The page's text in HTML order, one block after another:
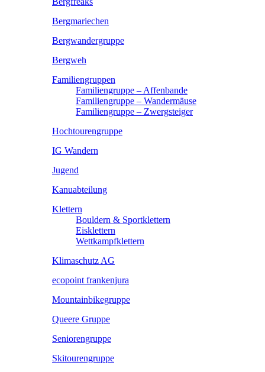
Bergmariechen
Bergwandergruppe
Bergweh
Familiengruppen
Familiengruppe – Affenbande
Familiengruppe – Wandermäuse
Familiengruppe – Zwergsteiger
Hochtourengruppe
IG Wandern
Jugend
Kanuabteilung
Klettern
Bouldern & Sportklettern
Eisklettern
Wettkampfklettern
Klimaschutz AG
ecopoint frankenjura
Mountainbikegruppe
Queere Gruppe
Seniorengruppe
Skitourengruppe